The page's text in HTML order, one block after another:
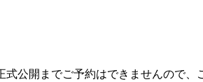
公開までご予約はできませんので、